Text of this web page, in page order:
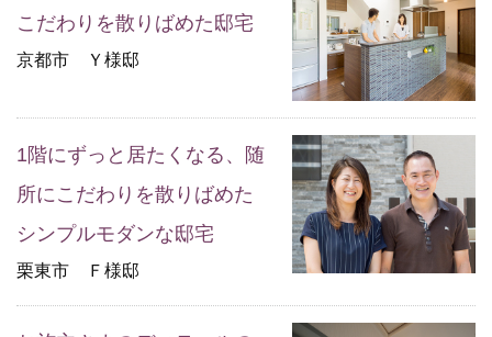
こだわりを散りばめた邸宅
京都市 Ｙ様邸
1階にずっと居たくなる、随
所にこだわりを散りばめた
シンプルモダンな邸宅
栗東市 Ｆ様邸